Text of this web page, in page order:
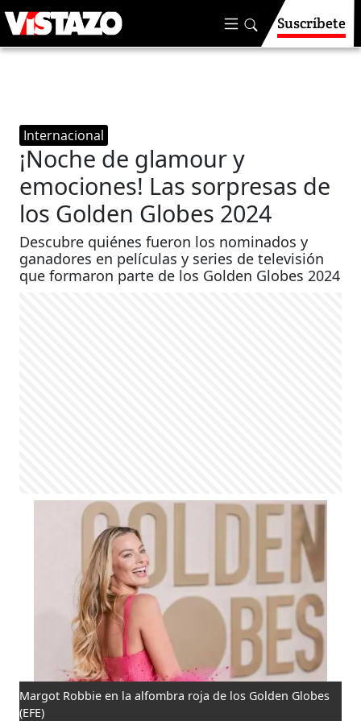
Suscríbete
Internacional
¡Noche de glamour y
emociones! Las sorpresas de
los Golden Globes 2024
Descubre quiénes fueron los nominados y
ganadores en películas y series de televisión
que formaron parte de los Golden Globes 2024
Margot Robbie en la alfombra roja de los Golden Globes
(EFE)